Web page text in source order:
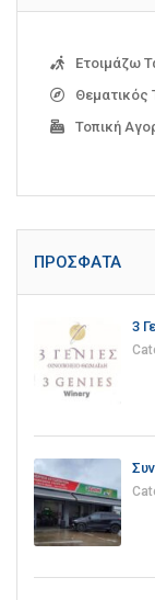
Ετοιμάζω
Θεματικός
Τοπική
ΠΡΌΣΦΑΤΑ
3